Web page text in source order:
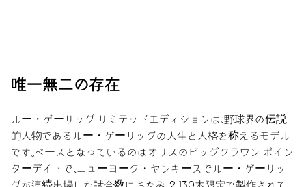
唯一無二の存在
ルー・ゲーリッグ リミテッドエディションは、野球界の伝説
的人物であるルー・ゲーリッグの人生と人格を称えるモデル
です。ベースとなっているのはオリスのビッグクラウン ポイン
ターデイトで、ニューヨーク・ヤンキースでルー・ゲーリッ
グが連続出場した試合数にちなみ、2,130本限定で製作されて